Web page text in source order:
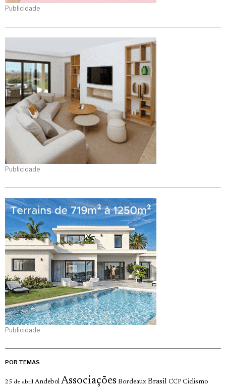
Publicidade
Publicidade
Publicidade
POR TEMAS
25 de abril Andebol Associações Bordeaux Brasil CCP Ciclismo